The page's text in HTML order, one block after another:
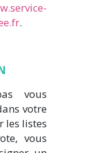
.
vous
votre
les listes
vous